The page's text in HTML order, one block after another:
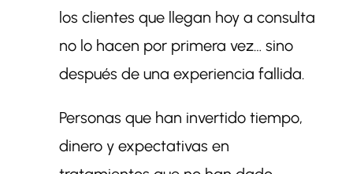
los clientes que llegan hoy a consulta
no lo hacen por primera vez… sino
después de una experiencia fallida.
Personas que han invertido tiempo,
dinero y expectativas en